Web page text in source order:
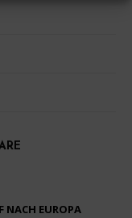
NACH EUROPA